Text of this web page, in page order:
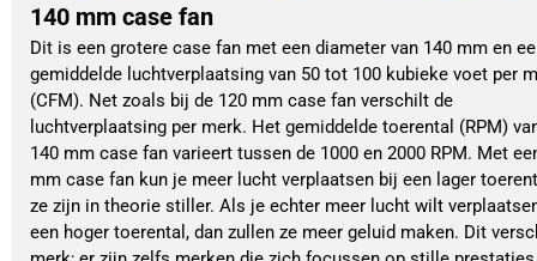
140 mm case fan
Dit is een grotere case fan met een diameter van 140 mm en
gemiddelde luchtverplaatsing van 50 tot 100 kubieke voet per
(CFM). Net zoals bij de 120 mm case fan verschilt de
luchtverplaatsing per merk. Het gemiddelde toerental (RPM)
140 mm case fan varieert tussen de 1000 en 2000 RPM. Met
mm case fan kun je meer lucht verplaatsen bij een lager
ze zijn in theorie stiller. Als je echter meer lucht wilt
een hoger toerental, dan zullen ze meer geluid maken. Dit